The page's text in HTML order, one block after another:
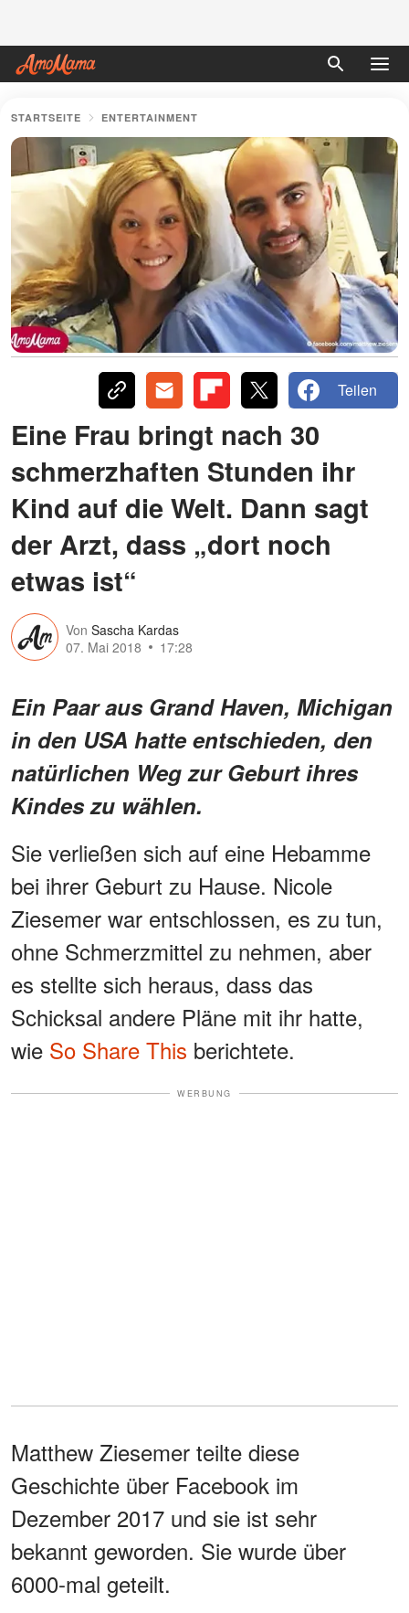
STARTSEITE ENTERTAINMENT
Teilen
Eine Frau bringt nach 30
schmerzhaften Stunden ihr
Kind auf die Welt. Dann sagt
der Arzt, dass „dort noch
etwas ist“
Von Sascha Kardas
07. Mai 2018
17:28
Ein Paar aus Grand Haven, Michigan
in den USA hatte entschieden, den
natürlichen Weg zur Geburt ihres
Kindes zu wählen.
Sie verließen sich auf eine Hebamme
bei ihrer Geburt zu Hause. Nicole
Ziesemer war entschlossen, es zu tun,
ohne Schmerzmittel zu nehmen, aber
es stellte sich heraus, dass das
Schicksal andere Pläne mit ihr hatte,
wie So Share This berichtete.
WERBUNG
Matthew Ziesemer teilte diese
Geschichte über Facebook im
Dezember 2017 und sie ist sehr
bekannt geworden. Sie wurde über
6000-mal geteilt.